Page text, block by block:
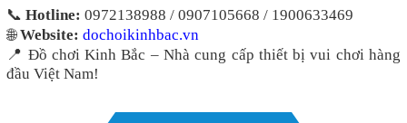
📞 Hotline: 0972138988 / 0907105668 / 1900633469
🌐 Website: dochoikinhbac.vn
📍 Đồ chơi Kinh Bắc – Nhà cung cấp thiết bị vui chơi hàng
đầu Việt Nam!